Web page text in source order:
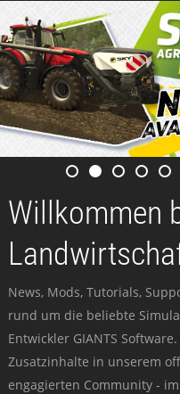
Willkommen
News, Mods, Tutorials,
rund um die beliebte
Entwickler GIANTS
Zusatzinhalte in unserem
engagierten Community -